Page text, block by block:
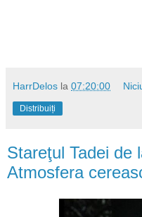
HarrDelos la 07:20:00
Distribuiți
Stareţul Tadei de
Atmosfera